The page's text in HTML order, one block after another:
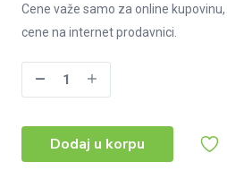
Cene važe samo za online
cene na internet prodavnici.
od
mleka
PILING
Dodaj u korpu